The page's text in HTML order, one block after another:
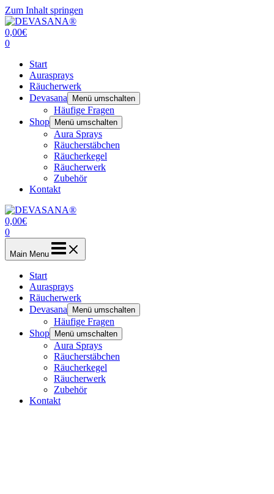
Zum Inhalt springen
0,00€
0
Start
Aurasprays
Räucherwerk
Devasana
Menü umschalten
Häufige Fragen
Shop
Menü umschalten
Aura Sprays
Räucherstäbchen
Räucherkegel
Räucherwerk
Zubehör
Kontakt
0,00€
0
Main Menu
Start
Aurasprays
Räucherwerk
Devasana
Menü umschalten
Häufige Fragen
Shop
Menü umschalten
Aura Sprays
Räucherstäbchen
Räucherkegel
Räucherwerk
Zubehör
Kontakt